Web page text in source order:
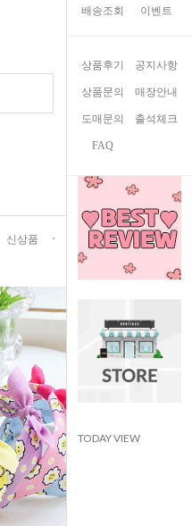
배송조회 이벤트
상품후기 공지사항
상품문의 매장안내
도매문의 출석체크
FAQ
TODAY VIEW
신상품 인기상품